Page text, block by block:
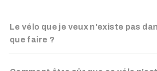
Le vélo que je veux n'existe pas
que faire ?